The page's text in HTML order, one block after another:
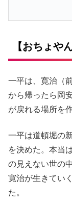
【おちょや
一平は、寛治（
から帰ったら岡
が戻れる場所を
一平は道頓堀の
を決めた。本当
の見えない世の
寛治が生きてい
た。